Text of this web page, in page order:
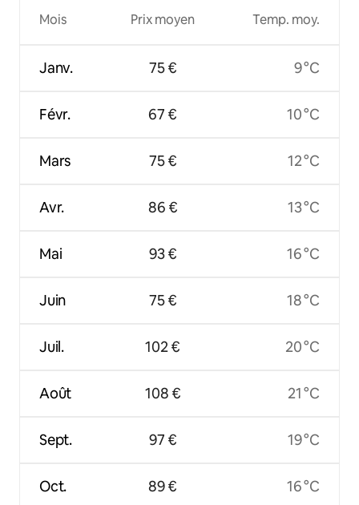
Mois
Janv.
Févr.
Mars
Avr.
Mai
Juin
Juil.
Août
Sept.
Oct.
Prix moyen
75 €
67 €
75 €
86 €
93 €
75 €
102 €
108 €
97 €
89 €
Temp. moy.
9 °C
10 °C
12 °C
13 °C
16 °C
18 °C
20 °C
21 °C
19 °C
16 °C